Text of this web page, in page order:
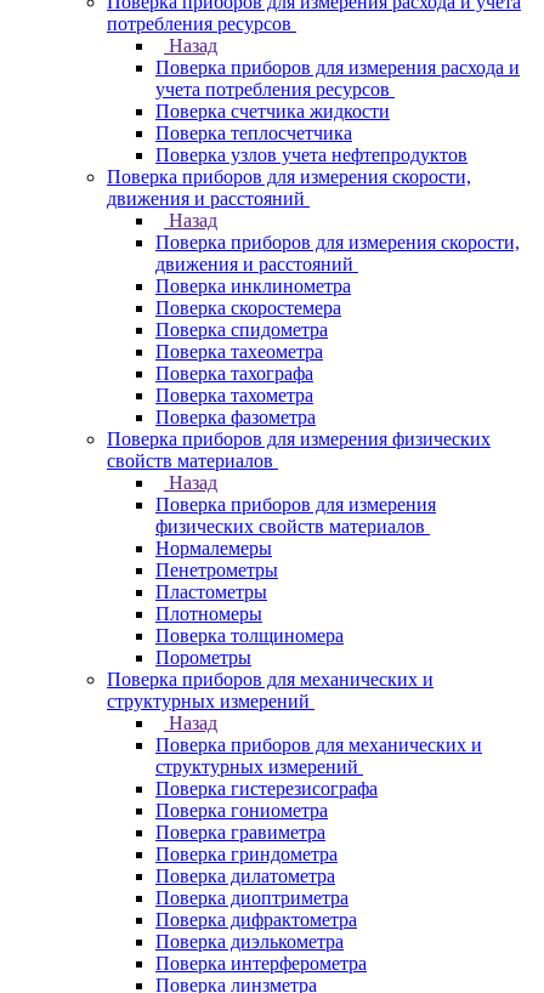
потребления ресурсов
Назад
Поверка приборов для измерения расхода и
учета потребления ресурсов
Поверка счетчика жидкости
Поверка теплосчетчика
Поверка узлов учета нефтепродуктов
Поверка приборов для измерения скорости,
движения и расстояний
Назад
Поверка приборов для измерения скорости,
движения и расстояний
Поверка инклинометра
Поверка скоростемера
Поверка спидометра
Поверка тахеометра
Поверка тахографа
Поверка тахометра
Поверка фазометра
Поверка приборов для измерения физических
свойств материалов
Назад
Поверка приборов для измерения
физических свойств материалов
Нормалемеры
Пенетрометры
Пластометры
Плотномеры
Поверка толщиномера
Порометры
Поверка приборов для механических и
структурных измерений
Назад
Поверка приборов для механических и
структурных измерений
Поверка гистерезисографа
Поверка гониометра
Поверка гравиметра
Поверка гриндометра
Поверка дилатометра
Поверка диоптриметра
Поверка дифрактометра
Поверка диэлькометра
Поверка интерферометра
Поверка линзметра